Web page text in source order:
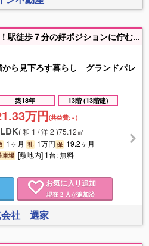
☆リフォーム完了しました！！駅徒歩７分の好ポジションに佇むグランドパレス壺川１３階。７５．１２㎡の３ＬＤＫ、１７帖ＬＤＫを中心に家族が自然と集う開放的な設計。最上階ならではの風と眺望、都市ガス・駐車場無料など嬉しい条件も充実。都市部の利便性を享受しながら、住まいではゆったりとした時間を過ごせる住環境。通勤・通学にも便利な立地!
から見下ろす暮らし グランドパレ
築18年 13階 (13階建)
万円(共益費:- )
(和 1 / 洋 2 )75.12㎡
1ヶ月 礼 1万円保 19.2ヶ月
車場 [敷地内] 1台: 無料
お気に入り追加
現在 2 人が追加済
会社 選家